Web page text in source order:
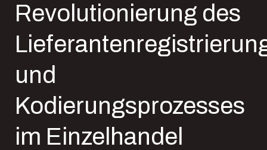
Revolutionierung des
und
Kodierungsprozesses
im Einzelhandel